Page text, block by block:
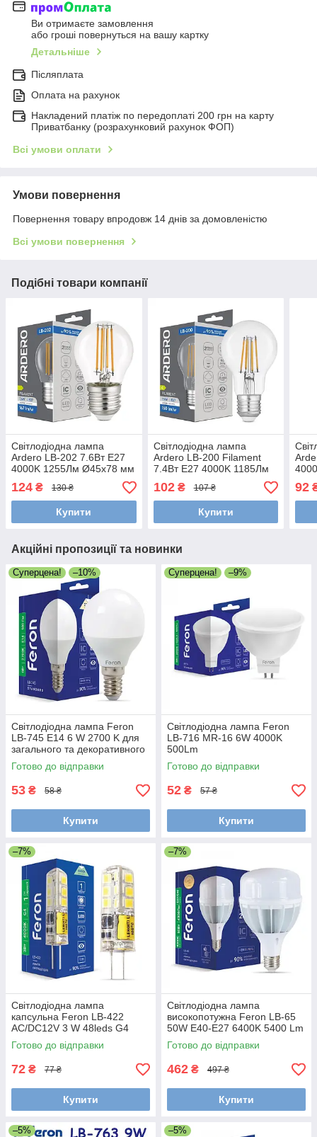
Ви отримаєте замовлення
або гроші повернуться на вашу картку
Детальніше
Післяплата
Оплата на рахунок
Накладений платіж по передоплаті 200 грн на карту
Приватбанку (розрахунковий рахунок ФОП)
Всі умови оплати
Умови повернення
Повернення товару впродовж 14 днів за домовленістю
Всі умови повернення
Подібні товари компанії
Світлодіодна лампа
Ardero LB-202 7.6Вт E27
4000K 1255Лм Ø45x78 мм
124 ₴ 130 ₴
Купити
Світлодіодна лампа
Ardero LB-200 Filament
7.4Вт E27 4000K 1185Лм
102₴ 107 ₴
Купити
92
Акційні пропозиції та новинки
Суперцена! –10%
Світлодіодна лампа Feron
LB-745 E14 6 W 2700 K для
загального та декоративного
освітлення
Готово до відправки
53 ₴ 58 ₴
Купити
Суперцена! –9%
Світлодіодна лампа Feron
LB-716 MR-16 6W 4000K
500Lm
Готово до відправки
52 ₴ 57 ₴
Купити
–7%
Світлодіодна лампа
капсульна Feron LB-422
AC/DC12V 3 W 48leds G4
2700 K 240 lm 12*37мм
Готово до відправки
72 ₴ 77 ₴
Купити
–7%
Світлодіодна лампа
високопотужна Feron LB-65
50W E40-E27 6400K 5400 Lm
для загального освітлення
138* 236мм
Готово до відправки
462 ₴ 497 ₴
Купити
–5% –5%